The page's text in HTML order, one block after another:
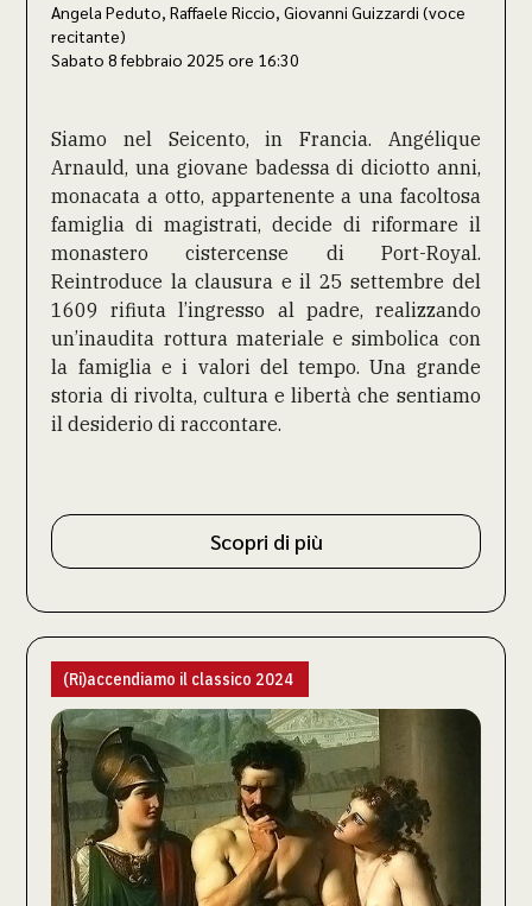
Angela Peduto, Raffaele Riccio, Giovanni Guizzardi (voce
recitante)
Sabato 8 febbraio 2025 ore 16:30
Siamo nel Seicento, in Francia. Angélique
Arnauld, una giovane badessa di diciotto anni,
monacata a otto, appartenente a una facoltosa
famiglia di magistrati, decide di riformare il
monastero cistercense di Port-Royal.
Reintroduce la clausura e il 25 settembre del
1609 rifiuta l’ingresso al padre, realizzando
un’inaudita rottura materiale e simbolica con
la famiglia e i valori del tempo. Una grande
storia di rivolta, cultura e libertà che sentiamo
il desiderio di raccontare.
Scopri di più
(Ri)accendiamo il classico 2024